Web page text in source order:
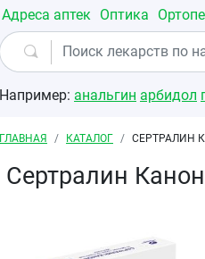
Адреса аптек Оптика
Например: анальгин арбидол
Строка навигации
ГЛАВНАЯ КАТАЛОГ СЕРТРАЛИН
Сертралин